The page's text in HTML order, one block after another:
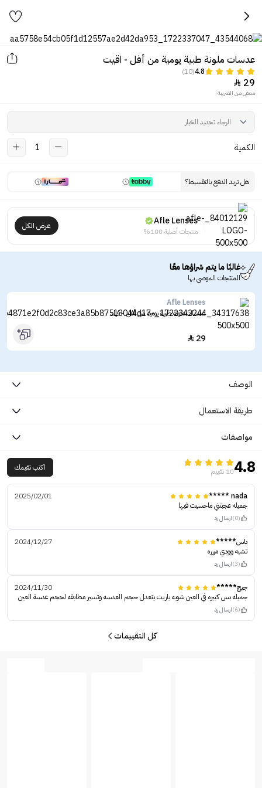
عدسات ملونة طبية يومية من أفل - اقيت
4.8
(10)
29

معفى من الضريبة
الكمية 1
هل تريد الدفع بالتقسيط؟
Afle Lenses
منتجات أصلية 100%
عرض الكل
غالبًا ما يتم شراؤها معًا
المنتجات الموصى بها
Afle Lenses
عدسات ملونة طبية يومية من أفل - فيلد
29

الوصف
طريقة الاستعمال
مواصفات
4.810 تقييم اكتب تقيمك
nada *****
2025/02/01
جميله عجبتني ماحسيت فيها
(0) ارسال رد
ياس*****
2024/12/27
تشبه وودي مررره
(3) ارسال رد
جيج*****
2024/11/30
جميله بس كبيره في العين شويه ياريت يتعدل حجم العدسه وتسير مطابقه لحجم عدسة العين
(6) ارسال رد
كل التقييمات